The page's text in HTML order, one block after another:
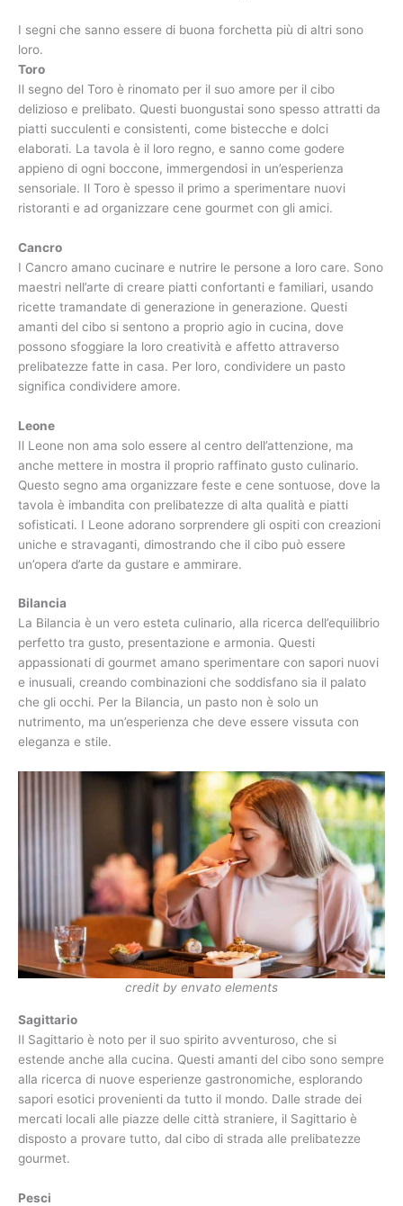
I segni che sanno essere di buona forchetta più di altri sono
loro.
Toro
Il segno del Toro è rinomato per il suo amore per il cibo
delizioso e prelibato. Questi buongustai sono spesso attratti da
piatti succulenti e consistenti, come bistecche e dolci
elaborati. La tavola è il loro regno, e sanno come godere
appieno di ogni boccone, immergendosi in un’esperienza
sensoriale. Il Toro è spesso il primo a sperimentare nuovi
ristoranti e ad organizzare cene gourmet con gli amici.
Cancro
I Cancro amano cucinare e nutrire le persone a loro care. Sono
maestri nell’arte di creare piatti confortanti e familiari, usando
ricette tramandate di generazione in generazione. Questi
amanti del cibo si sentono a proprio agio in cucina, dove
possono sfoggiare la loro creatività e affetto attraverso
prelibatezze fatte in casa. Per loro, condividere un pasto
significa condividere amore.
Leone
Il Leone non ama solo essere al centro dell’attenzione, ma
anche mettere in mostra il proprio raffinato gusto culinario.
Questo segno ama organizzare feste e cene sontuose, dove la
tavola è imbandita con prelibatezze di alta qualità e piatti
sofisticati. I Leone adorano sorprendere gli ospiti con creazioni
uniche e stravaganti, dimostrando che il cibo può essere
un’opera d’arte da gustare e ammirare.
Bilancia
La Bilancia è un vero esteta culinario, alla ricerca dell’equilibrio
perfetto tra gusto, presentazione e armonia. Questi
appassionati di gourmet amano sperimentare con sapori nuovi
e inusuali, creando combinazioni che soddisfano sia il palato
che gli occhi. Per la Bilancia, un pasto non è solo un
nutrimento, ma un’esperienza che deve essere vissuta con
eleganza e stile.
credit by envato elements
Sagittario
Il Sagittario è noto per il suo spirito avventuroso, che si
estende anche alla cucina. Questi amanti del cibo sono sempre
alla ricerca di nuove esperienze gastronomiche, esplorando
sapori esotici provenienti da tutto il mondo. Dalle strade dei
mercati locali alle piazze delle città straniere, il Sagittario è
disposto a provare tutto, dal cibo di strada alle prelibatezze
gourmet.
Pesci